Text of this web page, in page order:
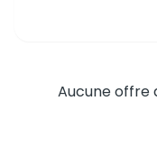
Aucune offre